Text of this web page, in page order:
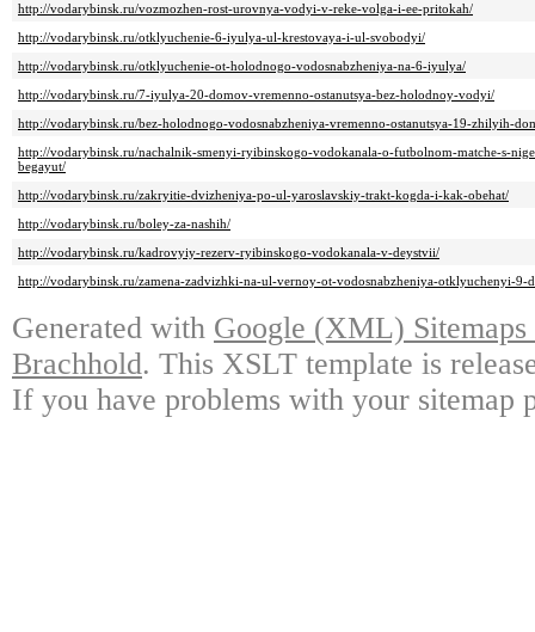
http://vodarybinsk.ru/vozmozhen-rost-urovnya-vodyi-v-reke-volga-i-ee-pritokah/
http://vodarybinsk.ru/otklyuchenie-6-iyulya-ul-krestovaya-i-ul-svobodyi/
http://vodarybinsk.ru/otklyuchenie-ot-holodnogo-vodosnabzheniya-na-6-iyulya/
http://vodarybinsk.ru/7-iyulya-20-domov-vremenno-ostanutsya-bez-holodnoy-vodyi/
http://vodarybinsk.ru/bez-holodnogo-vodosnabzheniya-vremenno-ostanutsya-19-zhilyih-
http://vodarybinsk.ru/nachalnik-smenyi-ryibinskogo-vodokanala-o-futbolnom-matche-s-
begayut/
http://vodarybinsk.ru/zakryitie-dvizheniya-po-ul-yaroslavskiy-trakt-kogda-i-kak-obehat/
http://vodarybinsk.ru/boley-za-nashih/
http://vodarybinsk.ru/kadrovyiy-rezerv-ryibinskogo-vodokanala-v-deystvii/
http://vodarybinsk.ru/zamena-zadvizhki-na-ul-vernoy-ot-vodosnabzheniya-otklyuchenyi-9-
Generated with Google (XML)
Brachhold. This XSLT template is
If you have problems with your sitemap